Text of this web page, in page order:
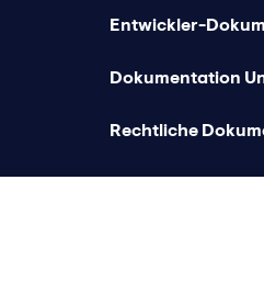
Entwickler-
Dokumentation
Rechtliche
Hilfe-Center